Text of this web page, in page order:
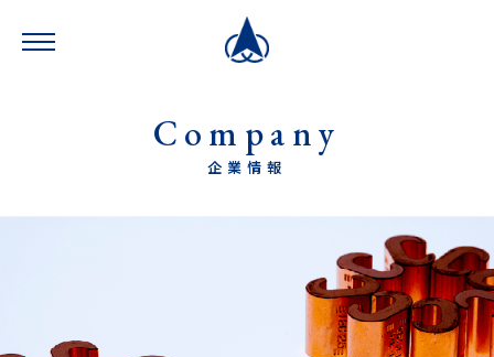
Company
企業情報